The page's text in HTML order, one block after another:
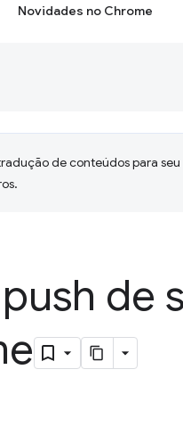
Novidades no Chrome
de conteúdos para seu
de